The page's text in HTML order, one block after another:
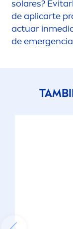
solares?
de aplicarte
actuar
de